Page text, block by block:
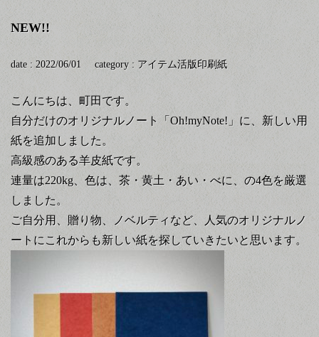
NEW!!
date : 2022/06/01 category : アイテム活版印刷紙
こんにちは、町田です。
自分だけのオリジナルノート「Oh!myNote!」に、新しい用
紙を追加しました。
高級感のある羊皮紙です。
連量は220kg、色は、茶・黄土・あい・べに、の4色を厳選
しました。
ご自分用、贈り物、ノベルティなど、人気のオリジナルノ
ートにこれからも新しい紙を探していきたいと思います。